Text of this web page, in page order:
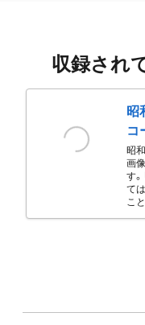
収録され
昭
コ
昭
画
す
て
こ